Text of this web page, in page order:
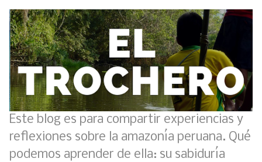
Este blog es para compartir experiencias y
reflexiones sobre la amazonía peruana. Qué
podemos aprender de ella: su sabiduría